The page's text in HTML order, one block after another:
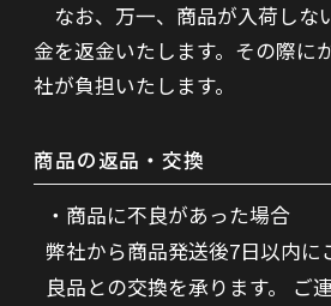
なお、万一、商品が入荷しな
金を返金いたします。その際に
社が負担いたします。
商品の返品・交換
商品に不良があった場合
弊社から商品発送後7日以内に
良品との交換を承ります。 ご